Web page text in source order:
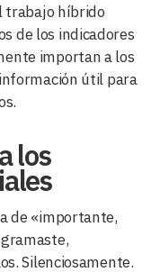
trabajo híbrido
de los indicadores
importan a los
útil para
los
de «importante,
Silenciosamente.